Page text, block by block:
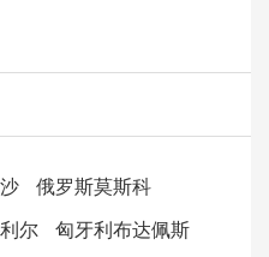
俄罗斯莫斯科
尔
匈牙利布达佩斯